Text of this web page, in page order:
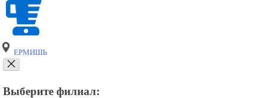
ЕРМИШЬ
Выберите филиал: